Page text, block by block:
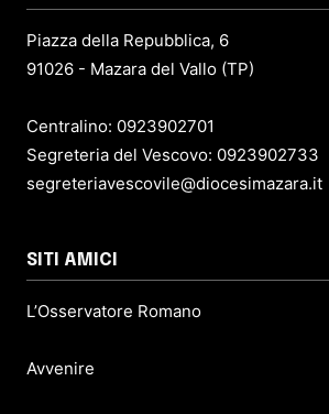
Piazza della Repubblica, 6
91026 - Mazara del Vallo (TP)
Centralino: 0923902701
Segreteria del Vescovo: 0923902733
segreteriavescovile@diocesimazara.it
SITI AMICI
L’Osservatore Romano
Avvenire